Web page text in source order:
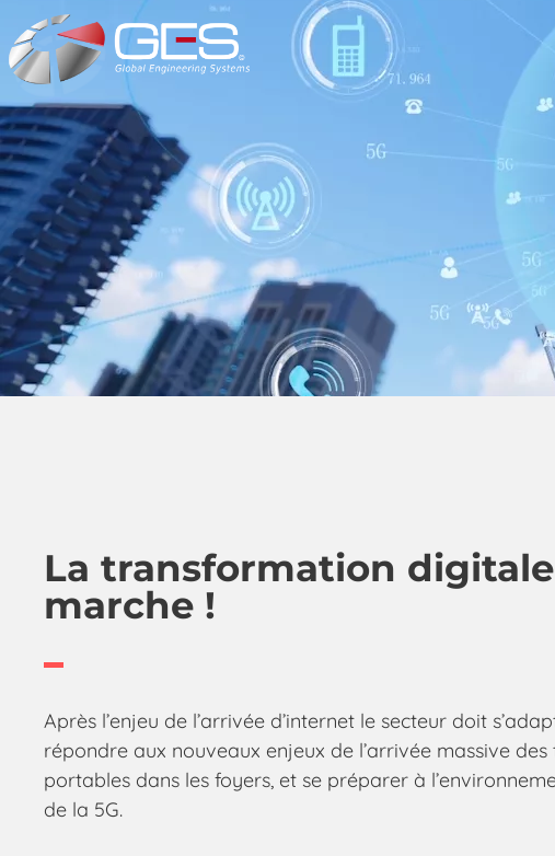
La transformation
marche !
Après l’enjeu de l’arrivée d’internet le secteur doit
répondre aux nouveaux enjeux de l’arrivée massive des
portables dans les foyers, et se préparer à
de la 5G.